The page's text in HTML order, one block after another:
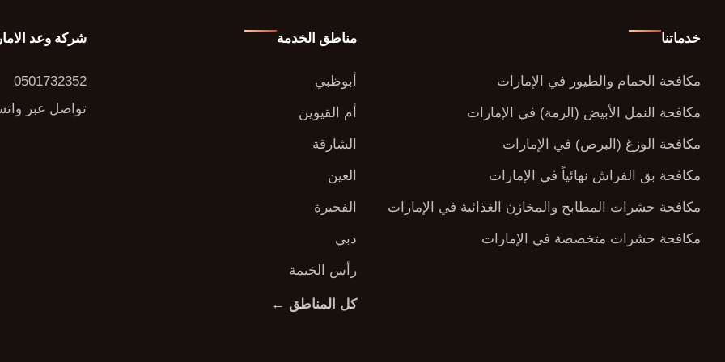
خدماتنا
مكافحة الحمام والطيور في الإمارات
مكافحة النمل الأبيض (الرمة) في الإمارات
مكافحة الوزغ (البرص) في الإمارات
مكافحة بق الفراش نهائياً في الإمارات
مكافحة حشرات المطابخ والمخازن الغذائية في الإمارات
مكافحة حشرات متخصصة في الإمارات
مناطق الخدمة
أبوظبي
أم القيوين
الشارقة
العين
الفجيرة
دبي
رأس الخيمة
كل المناطق ←
شركة وعد
0501732352
تواصل عبر